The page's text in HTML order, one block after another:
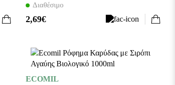
Διαθέσιμο
2,69€
ECOMIL